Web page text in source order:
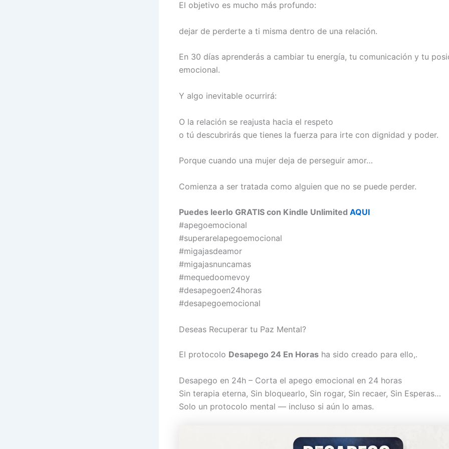
El objetivo es mucho más profundo:
dejar de perderte a ti misma dentro de una relación.
En 30 días aprenderás a cambiar tu energía, tu comunicación y tu
emocional.
Y algo inevitable ocurrirá:
O la relación se reajusta hacia el respeto
o tú descubrirás que tienes la fuerza para irte con dignidad y poder.
Porque cuando una mujer deja de perseguir amor…
Comienza a ser tratada como alguien que no se puede perder.
Puedes leerlo GRATIS con Kindle Unlimited AQUI
#apegoemocional
#superarelapegoemocional
#migajasdeamor
#migajasnuncamas
#mequedoomevoy
#desapegoen24horas
#desapegoemocional
Deseas Recuperar tu Paz Mental?
El protocolo Desapego 24 En Horas ha sido creado para ello,.
Desapego en 24h – Corta el apego emocional en 24 horas
Sin terapia eterna, Sin bloquearlo, Sin rogar, Sin recaer, Sin Esperas…
Solo un protocolo mental — incluso si aún lo amas.